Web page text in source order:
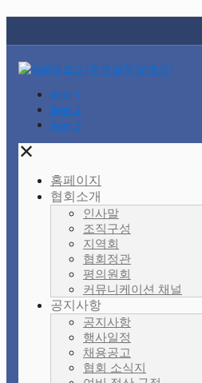
Item 1
Item 2
Item 3
✕
홈페이지
협회소개
인사말
조직구성
지역회
협회정관
평의원회
커뮤니케이션 채널
공지사항
공지사항
행사일정
채용공고
협회 소식지